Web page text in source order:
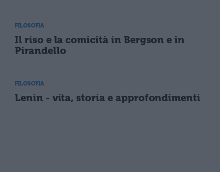
FILOSOFIA
Il riso e la comicità in Bergson e in
Pirandello
FILOSOFIA
Lenin - vita, storia e approfondimenti